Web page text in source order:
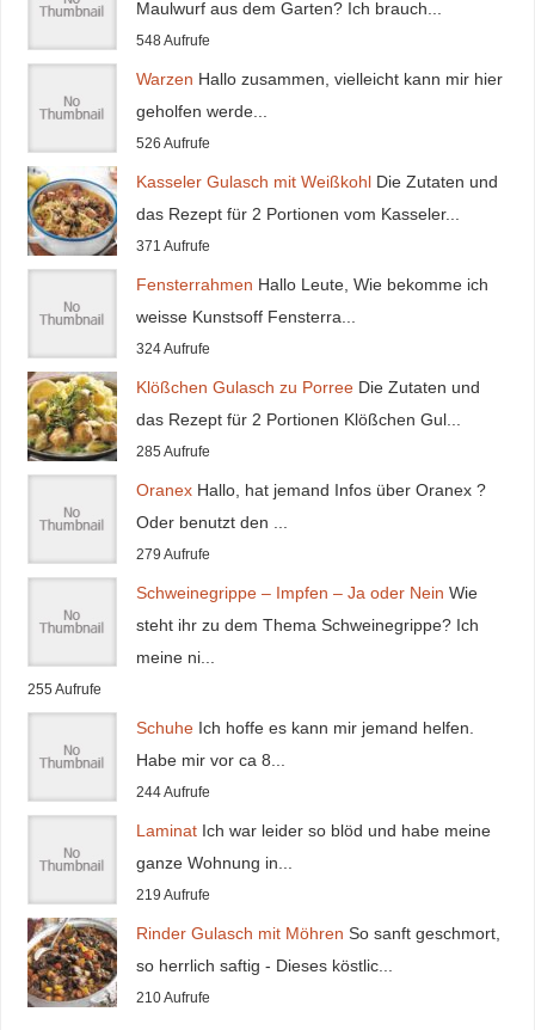
Maulwurf aus dem Garten? Ich brauch...
548 Aufrufe
Warzen Hallo zusammen, vielleicht kann mir hier
geholfen werde...
526 Aufrufe
Kasseler Gulasch mit Weißkohl Die Zutaten und
das Rezept für 2 Portionen vom Kasseler...
371 Aufrufe
Fensterrahmen Hallo Leute, Wie bekomme ich
weisse Kunstsoff Fensterra...
324 Aufrufe
Klößchen Gulasch zu Porree Die Zutaten und
das Rezept für 2 Portionen Klößchen Gul...
285 Aufrufe
Oranex Hallo, hat jemand Infos über Oranex ?
Oder benutzt den ...
279 Aufrufe
Schweinegrippe – Impfen – Ja oder Nein Wie
steht ihr zu dem Thema Schweinegrippe? Ich
meine ni...
255 Aufrufe
Schuhe Ich hoffe es kann mir jemand helfen.
Habe mir vor ca 8...
244 Aufrufe
Laminat Ich war leider so blöd und habe meine
ganze Wohnung in...
219 Aufrufe
Rinder Gulasch mit Möhren So sanft geschmort,
so herrlich saftig - Dieses köstlic...
210 Aufrufe